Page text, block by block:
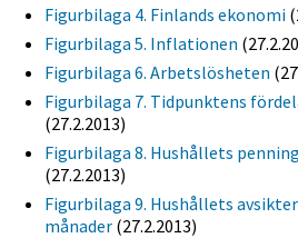
Figurbilaga 4. Finlands ekonomi
Figurbilaga 5. Inflationen
Figurbilaga 6. Arbetslösheten
Figurbilaga 7. Tidpunktens
(27.2.2013)
Figurbilaga 8. Hushållets
(27.2.2013)
Figurbilaga 9. Hushållets
månader (27.2.2013)